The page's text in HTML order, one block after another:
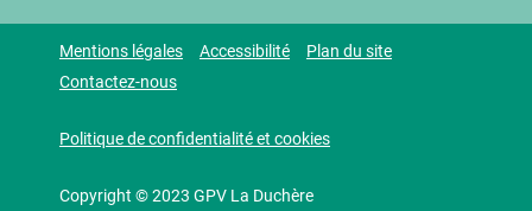
Mentions légales Accessibilité
Plan du site
Contactez-nous
Politique de confidentialité et cookies
Copyright © 2023 GPV La Duchère